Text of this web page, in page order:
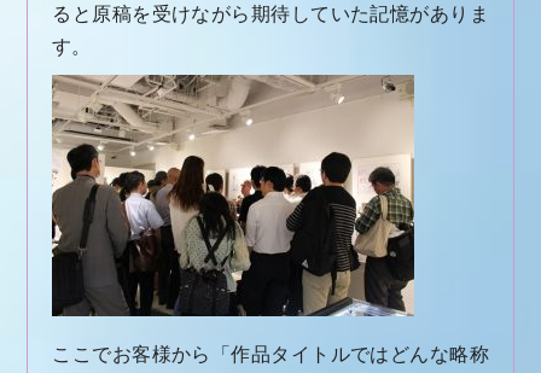
ると原稿を受けながら期待していた記憶がありま
す。
ここでお客様から「作品タイトルではどんな略称